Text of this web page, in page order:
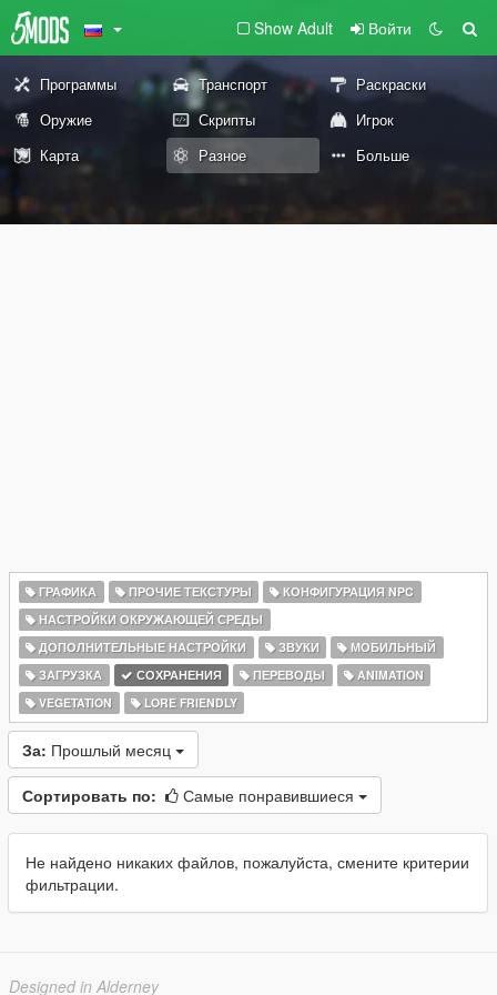
Show Adult Войти
Программы Транспорт
Раскраски
Оружие
Скрипты
Игрок
Карта
Разное Больше
ГРАФИКА ПРОЧИЕ ТЕКСТУРЫ
КОНФИГУРАЦИЯ NPC
НАСТРОЙКИ ОКРУЖАЮЩЕЙ СРЕДЫ
ДОПОЛНИТЕЛЬНЫЕ НАСТРОЙКИ
ЗВУКИ
МОБИЛЬНЫЙ
ЗАГРУЗКА
СОХРАНЕНИЯ ПЕРЕВОДЫ
ANIMATION
VEGETATION
LORE FRIENDLY
За: Прошлый месяц
Сортировать по: Самые понравившиеся
Не найдено никаких файлов, пожалуйста, смените критерии
фильтрации.
Designed in Alderney